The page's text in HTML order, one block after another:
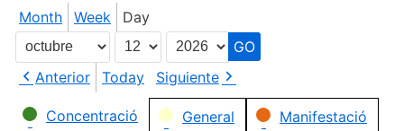
Month Week Day
Month
Day
Year
Anterior
Today
Siguiente
Categories
Concentració General Manifestació